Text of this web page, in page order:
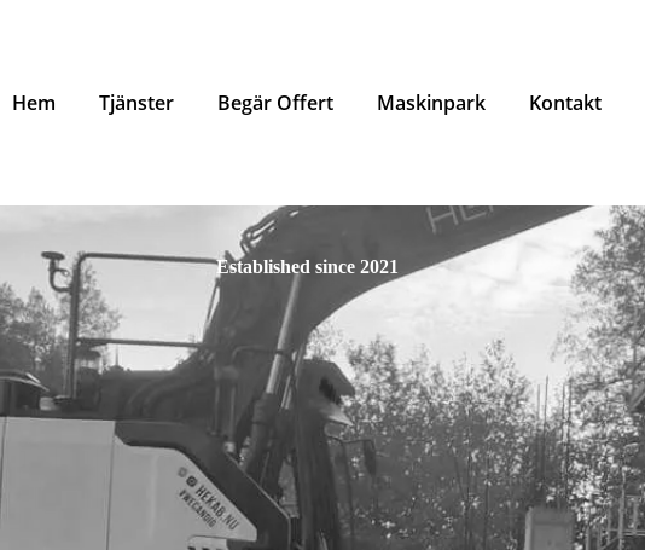
Hem Tjänster Begär Offert Maskinpark Kontakt
Established since 2021